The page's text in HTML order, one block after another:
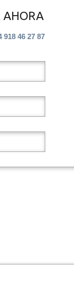
AHORA
918 46 27 87